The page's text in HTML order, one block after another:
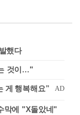
했다
것이…"
막에 "X돌았네"